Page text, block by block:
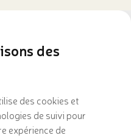
des
des cookies et
de suivi pour
expérience de